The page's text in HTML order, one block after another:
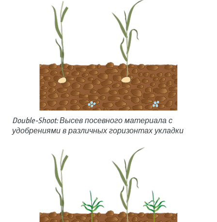
Double-Shoot: Высев посевного материала с
удобрениями в различных горизонтах укладки